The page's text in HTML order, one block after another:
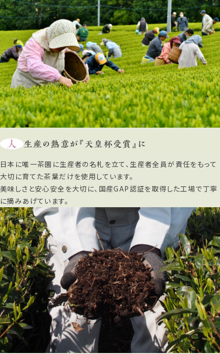
人 生産の熱意が『天皇杯受賞』に
日本に唯一茶園に生産者の名札を立て、生産者全員が責任をもって
大切に育てた茶葉だけを使用しています。
美味しさと安心安全を大切に、国産GAP認証を取得した工場で丁寧
に摘みあげています。